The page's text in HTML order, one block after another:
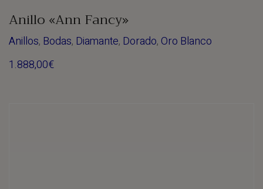
Anillo «Ann Fancy»
Anillos, Bodas, Diamante, Dorado,Oro Blanco
1.888,00€